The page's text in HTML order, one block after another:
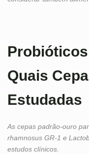
Quais
Estudadas
As cepas padrão-ouro
rhamnosus GR-1 e
estudos clínicos.